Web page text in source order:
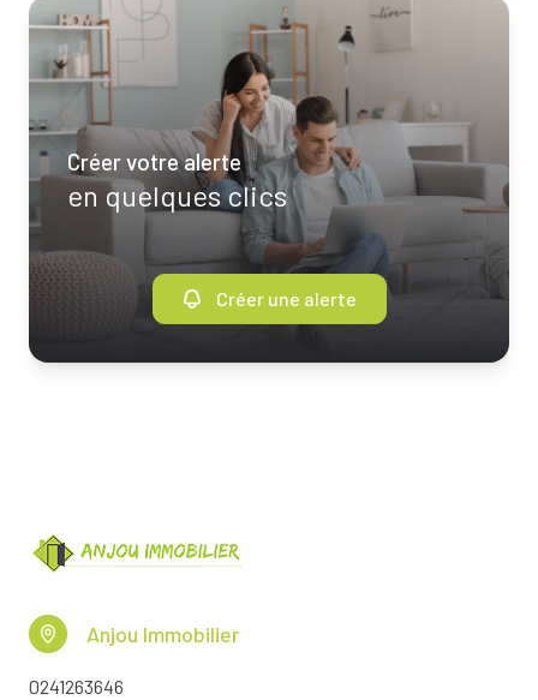
Créer votre alerte
en quelques clics
Créer une alerte
Anjou Immobilier
0241263646